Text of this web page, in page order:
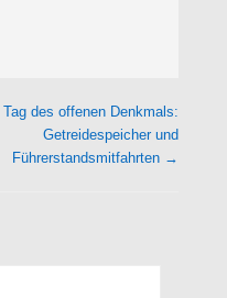
Tag des offenen Denkmals:
Getreidespeicher und
Führerstandsmitfahrten →